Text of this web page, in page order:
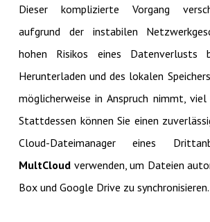
Dieser komplizierte Vorgang
aufgrund der instabilen
hohen Risikos eines Datenverlusts
Herunterladen und des lokalen
möglicherweise in Anspruch nimmt,
Stattdessen können Sie einen
Cloud-Dateimanager eines
MultCloudverwenden, um Dateien
Box und Google Drive zu synchronisieren.